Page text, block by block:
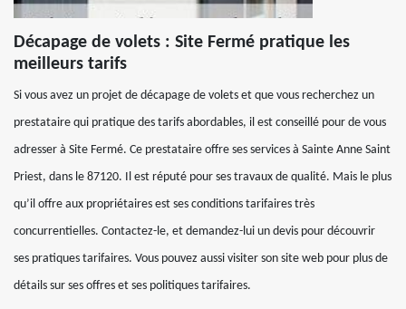
Décapage de volets : Site Fermé pratique les
meilleurs tarifs
Si vous avez un projet de décapage de volets et que vous recherchez un
prestataire qui pratique des tarifs abordables, il est conseillé pour de vous
adresser à Site Fermé. Ce prestataire offre ses services à Sainte Anne Saint
Priest, dans le 87120. Il est réputé pour ses travaux de qualité. Mais le plus
qu’il offre aux propriétaires est ses conditions tarifaires très
concurrentielles. Contactez-le, et demandez-lui un devis pour découvrir
ses pratiques tarifaires. Vous pouvez aussi visiter son site web pour plus de
détails sur ses offres et ses politiques tarifaires.